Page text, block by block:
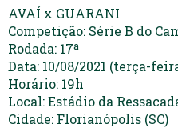
AVAÍ x GUARANI
Competição: Série B do
Rodada: 17ª
Data: 10/08/2021 (terça-
Horário: 19h
Local: Estádio da
Cidade: Florianópolis (SC)